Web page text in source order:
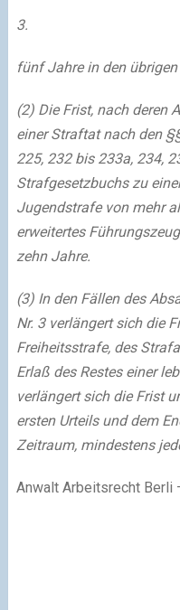
3.
fünf Jahre in den übrigen
(2) Die Frist, nach deren
einer Straftat nach den
225, 232 bis 233a, 234,
Strafgesetzbuchs zu
Jugendstrafe von mehr
erweitertes
zehn Jahre.
(3) In den Fällen des
Nr. 3 verlängert sich die
Freiheitsstrafe, des
Erlaß des Restes einer
verlängert sich die Frist
ersten Urteils und dem
Zeitraum, mindestens
Anwalt Arbeitsrecht Berli